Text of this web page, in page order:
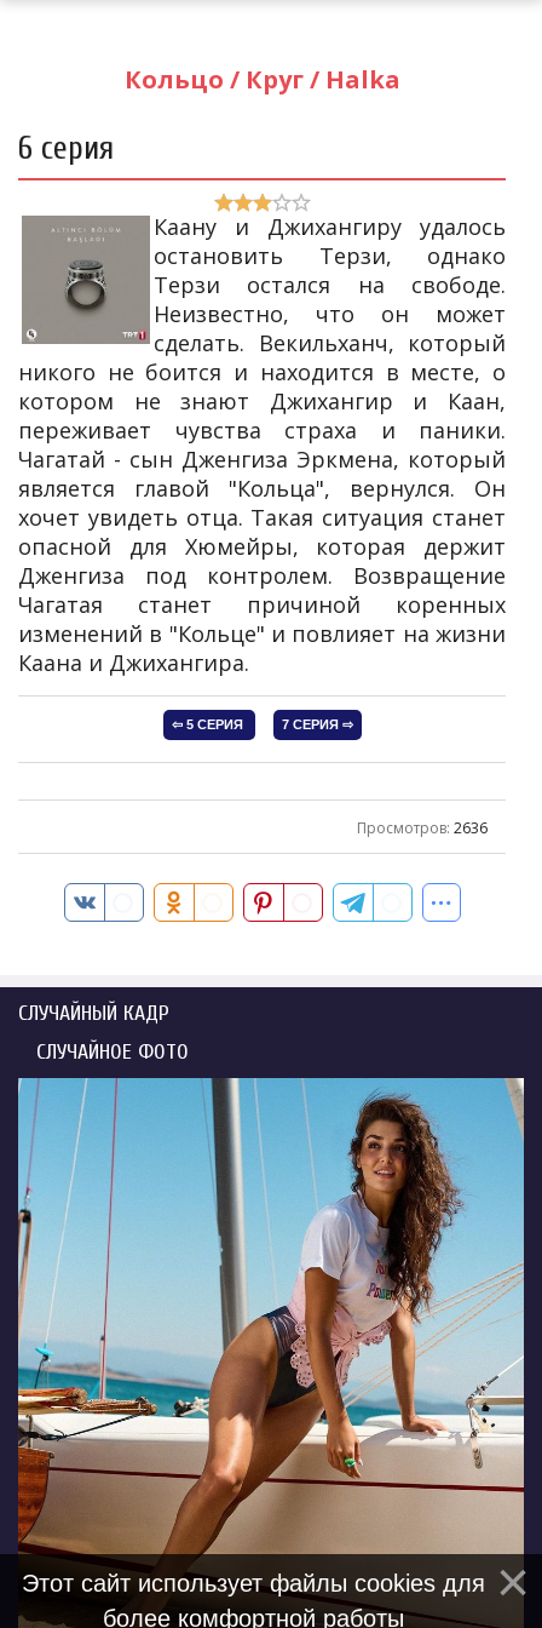
Кольцо / Круг / Halka
6 серия
Каану и Джихангиру удалось
остановить Терзи, однако
Терзи остался на свободе.
Неизвестно, что он может
сделать. Векильханч, который
никого не боится и находится в месте, о
котором не знают Джихангир и Каан,
переживает чувства страха и паники.
Чагатай - сын Дженгиза Эркмена, который
является главой "Кольца", вернулся. Он
хочет увидеть отца. Такая ситуация станет
опасной для Хюмейры, которая держит
Дженгиза под контролем. Возвращение
Чагатая станет причиной коренных
изменений в "Кольце" и повлияет на жизни
Каана и Джихангира.
Просмотров: 2636
СЛУЧАЙНЫЙ КАДР
СЛУЧАЙНОЕ ФОТО
Этот сайт использует файлы cookies для
более комфортной работы